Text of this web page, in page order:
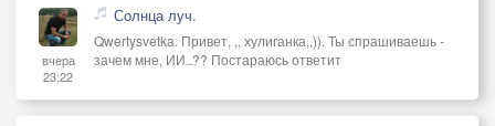
вчера
23:22
Солнца луч.
Qwertysvetka. Привет, ,, хулиганка,,)). Ты спрашиваешь -
зачем мне, ИИ..?? Постараюсь ответит